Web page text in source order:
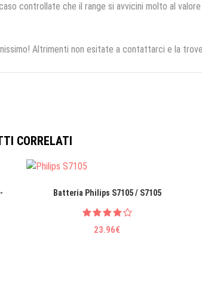
controllate che il range si avvicini molto al
Altrimenti non esitate a contattarci e la
CORRELATI
Batteria Philips S7105 / S7105
23.96€